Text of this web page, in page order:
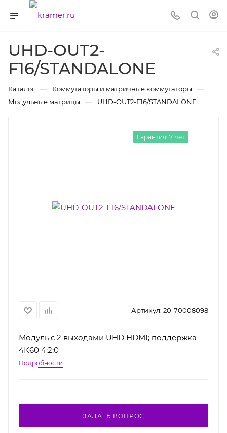
UHD-OUT2-
F16/STANDALONE
Каталог — Коммутаторы и матричные коммутаторы —
Модульные матрицы — UHD-OUT2-F16/STANDALONE
Гарантия: 7 лет
Артикул: 20-70008098
Модуль c 2 выходами UHD HDMI; поддержка
4К60 4:2:0
Подробности
ЗАДАТЬ ВОПРОС